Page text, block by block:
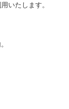
いたします。